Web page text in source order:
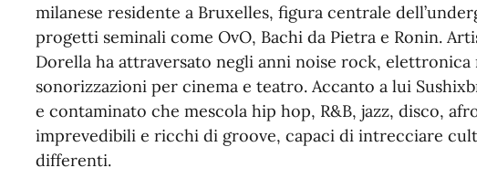
milanese residente a Bruxelles, figura centrale
progetti seminali come OvO, Bachi da Pietra e Ronin.
Dorella ha attraversato negli anni noise rock,
sonorizzazioni per cinema e teatro. Accanto a lui
e contaminato che mescola hip hop, R&B, jazz, disco,
imprevedibili e ricchi di groove, capaci di intrecciare
differenti.